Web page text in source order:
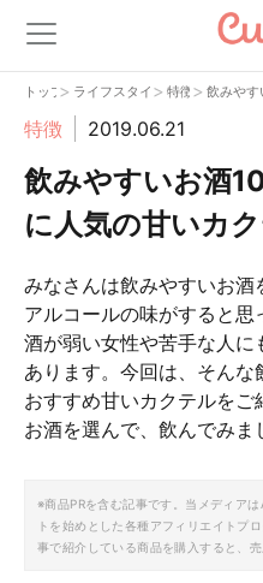
トップ> ライフスタイル
> 特徴> 飲みやす
特徴 2019.06.21
飲みやすいお酒
に人気の甘いカ
みなさんは飲みやすいお
アルコールの味がすると
酒が弱い女性や苦手な人
あります。今回は、そん
おすすめ甘いカクテルを
お酒を選んで、飲んでみま
※商品PRを含む記事です。当メディア
トを始めとした各種アフィリエイトプ
事で紹介している商品を購入すると、